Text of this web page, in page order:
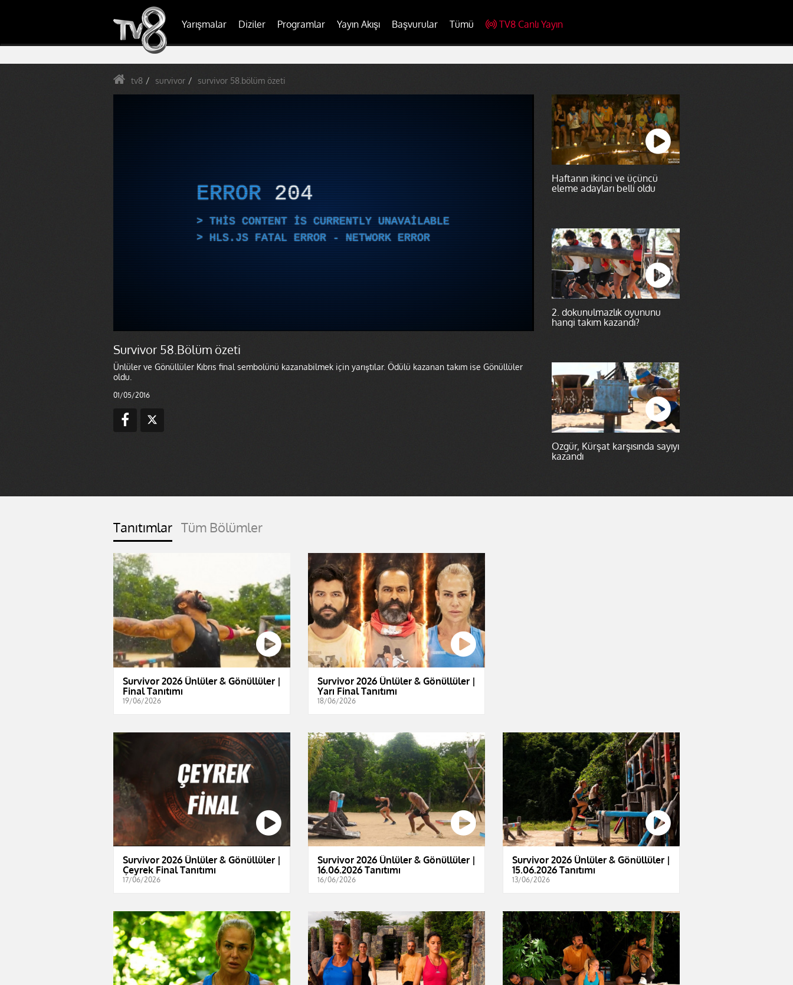
Yarışmalar Diziler Programlar Yayın Akışı Başvurular Tümü TV8 Canlı Yayın
tv8 survivor survivor 58.bölüm özeti
ERROR 204
THIS CONTENT IS CURRENTLY UNAVAILABLE
HLS.JS FATAL ERROR - NETWORK ERROR
Survivor 58.Bölüm özeti
Ünlüler ve Gönüllüler Kıbrıs final sembolünü kazanabilmek için yarıştılar. Ödülü kazanan takım ise Gönüllüler
oldu.
01/05/2016
Haftanın ikinci ve üçüncü
eleme adayları belli oldu
2. dokunulmazlık oyununu
hangi takım kazandı?
Özgür, Kürşat karşısında sayıyı
kazandı
Tanıtımlar Tüm Bölümler
Survivor 2026 Ünlüler & Gönüllüler |
Final Tanıtımı
19/06/2026
Survivor 2026 Ünlüler & Gönüllüler |
Yarı Final Tanıtımı
18/06/2026
Survivor 2026 Ünlüler & Gönüllüler |
Çeyrek Final Tanıtımı
17/06/2026
Survivor 2026 Ünlüler & Gönüllüler |
16.06.2026 Tanıtımı
16/06/2026
Survivor 2026 Ünlüler & Gönüllüler |
15.06.2026 Tanıtımı
13/06/2026